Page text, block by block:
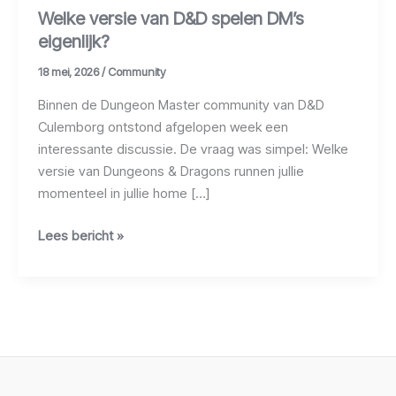
Welke versie van D&D spelen DM’s
eigenlijk?
18 mei, 2026/Community
Binnen de Dungeon Master community van D&D
Culemborg ontstond afgelopen week een
interessante discussie. De vraag was simpel: Welke
versie van Dungeons & Dragons runnen jullie
momenteel in jullie home […]
Lees bericht »